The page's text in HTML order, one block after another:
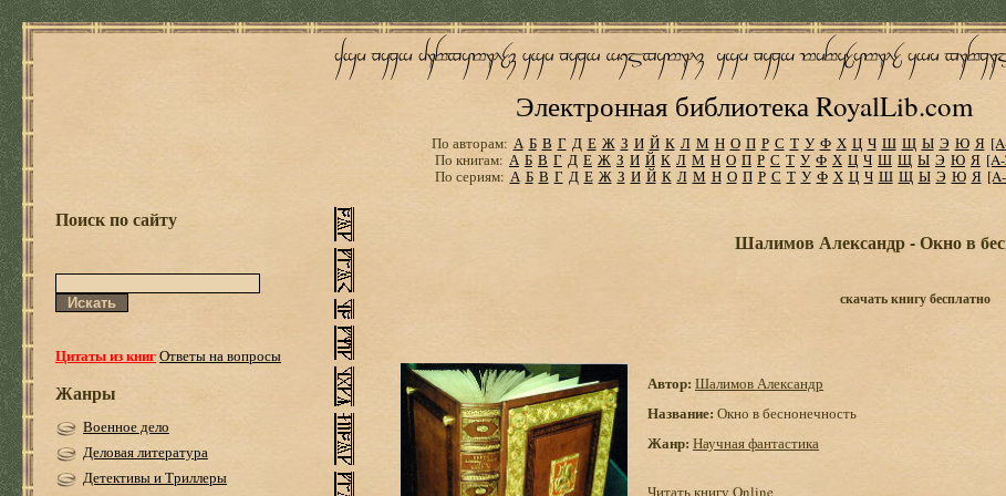
Электронная библиотека RoyalLib.com
По авторам: А Б В Г Д Е Ж З И Й К Л М Н О П Р С Т У Ф Х Ц Ч Ш Щ Ы Э Ю Я
По книгам: А Б В Г Д Е Ж З И Й К Л М Н О П Р С Т У Ф Х Ц Ч Ш Щ Ы Э Ю Я
По сериям: А Б В Г Д Е Ж З И Й К Л М Н О П Р С Т У Ф Х Ц Ч Ш Щ Ы Э Ю Я
Поиск по сайту
Цитаты из книгОтветы на вопросы
Жанры
Военное дело
Деловая литература
Детективы и Триллеры
Шалимов Александр - Окно в
скачать книгу бесплатно
Автор: Шалимов Александр
Название: Окно в беснонечность
Жанр: Научная фантастика
Читать книгу Online